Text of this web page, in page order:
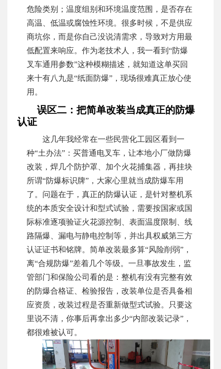
危险类别；温度组别和环境温度范围，是否存在
高温、低温或腐蚀性环境。很多时候，不是供应
商坑你，而是你自己没说清需求，导致对方用最
低配置来响应。作为老技术人，我一看到“防爆
叉车通用参数”这种模糊描述，就知道这单买回
来十有八九是“纸面防爆”，现场很难真正放心使
用。
误区二：把简单改装当成真正的防爆
认证
这几年我经常在一些民营化工园区看到一
种“土办法”：买普通电叉车，让本地小厂做防爆
改装，焊几个防护罩、加个火花捕集器，再挂块
所谓“防爆标识牌”，大家心里就当成防爆车用
了。问题在于，真正的防爆认证，是针对整机系
统的本质安全设计和型式试验，需要按国家或国
际标准逐项验证火花源控制、表面温度限制、线
路隔爆、漏电与静电控制等，并出具权威第三方
认证证书和铭牌。简单改装最多算“风险削弱”，
离“合规防爆”差着几个等级。一旦事故发生，监
管部门和保险公司看的是：整机有没有完整有效
的防爆合格证、检验报告，改装单位是否具备相
应资质，改装过程是否重新做型式试验。只要这
里说不清，你事后再拿出多少“内部改装记录”，
都很难被认可。